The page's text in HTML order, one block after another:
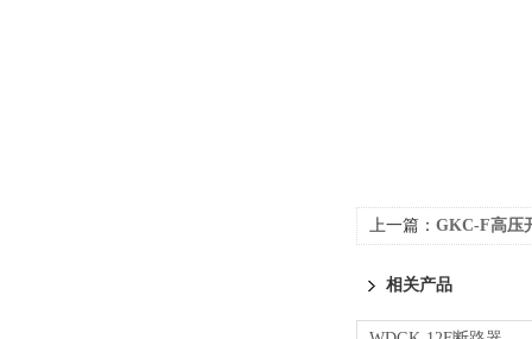
上一篇： GKC-F高压
相关产品